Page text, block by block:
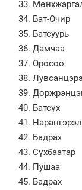
Бат-
Дамчаа
Оросоо
Батсүх
Бадрах
Пушаа